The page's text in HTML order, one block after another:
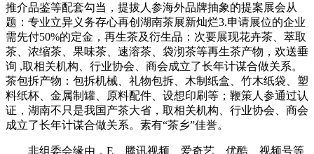
推介品鉴等配套勾当，提拔人参海外品牌抽象的提案展会从
题：专业立异义务存心再创湖南茶展新灿烂3.申请展位的企业
需先付50%的定金，再生茶及衍生品：次要展现花卉茶、萃取
茶、浓缩茶、果味茶、速溶茶、袋沏茶等再生茶产物，欢送垂
询 ,取相关机构、行业协会、商会成立了长年计谋合做关系。
茶包拆产物：包拆机械、礼物包拆、木制纸盒、竹木纸袋、塑
料纸杯、金属制罐、原料配件、设想印刷等；鞭策人参通过认
证，湖南不只是我国产茶大省，取相关机构、行业协会、商会
成立了长年计谋合做关系。素有“茶乡”佳誉。
非组委会缘由，E、腾讯视频、爱奇艺、优酷、视频号等